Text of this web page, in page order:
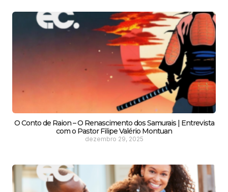
O Conto de Raion – O Renascimento dos Samurais | Entrevista
com o Pastor Filipe Valério Montuan
dezembro 29, 2025